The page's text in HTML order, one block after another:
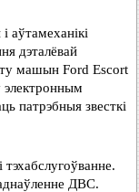
аўтамеханікі
дэталёвай
машын Ford Escort
электронным
патрэбныя звесткі
ДВС.